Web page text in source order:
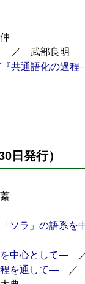
／ 武部良明
共通語化の過
日発行）
ソラ」の語系を
中心として―
を通して― ／